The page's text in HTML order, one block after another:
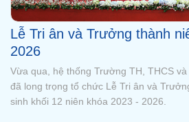
Tổng kết năm học 2025 -
ấn đáng tự hào
Buổi lễ là dịp để thầy và trò cùng nhìn
được trong năm học vừa qua, đồng thời
thưởng các tập thể và cá nhân có thành